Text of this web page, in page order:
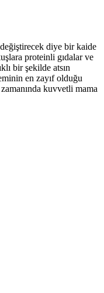
diye bir kaide
proteinli gıdalar ve
bir şekilde atsın
en zayıf olduğu
kuvvetli mama